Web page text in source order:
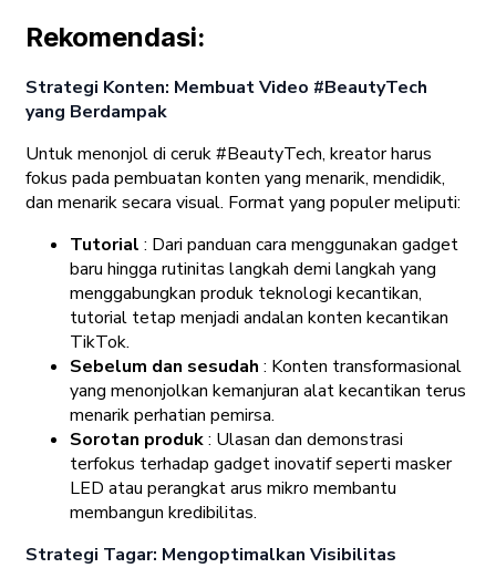
Rekomendasi:
Strategi Konten: Membuat Video #BeautyTech
yang Berdampak
Untuk menonjol di ceruk #BeautyTech, kreator harus
fokus pada pembuatan konten yang menarik, mendidik,
dan menarik secara visual. Format yang populer meliputi:
Tutorial : Dari panduan cara menggunakan gadget
baru hingga rutinitas langkah demi langkah yang
menggabungkan produk teknologi kecantikan,
tutorial tetap menjadi andalan konten kecantikan
TikTok.
Sebelum dan sesudah : Konten transformasional
yang menonjolkan kemanjuran alat kecantikan terus
menarik perhatian pemirsa.
Sorotan produk: Ulasan dan demonstrasi
terfokus terhadap gadget inovatif seperti masker
LED atau perangkat arus mikro membantu
membangun kredibilitas.
Strategi Tagar: Mengoptimalkan Visibilitas